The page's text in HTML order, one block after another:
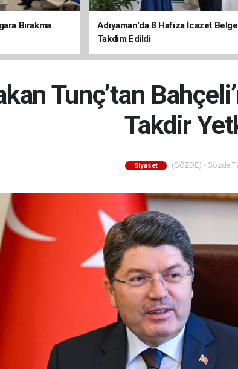
Bırakma
Adıyaman'da 8 Hafıza İcazet
Takdim Edildi
Tunç’tan
Takdir
Siyaset (GÖZDE) - Gözde